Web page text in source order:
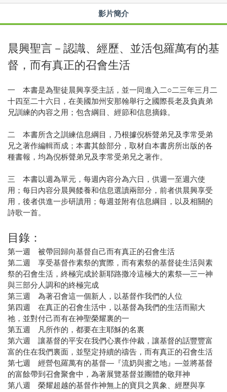
影片簡介
晨興聖言－認識、經歷、並活包羅萬有的基
督，而有真正的召會生活
一 本書是為聖徒晨興享受主話，並一同進入二○二三年三月二
十四至二十六日，在美國加州安那翰舉行之國際長老及負責弟
兄訓練的內容之用；包含綱目、經節和信息摘錄。
二 本書所含之訓練信息綱目，乃根據倪柝聲弟兄及李常受弟
兄之著作編輯而成；本書其餘部分，取材自本書房所出版的各
種書報，均為倪柝聲弟兄及李常受弟兄之著作。
三 本書以週為單元，每週內容分為六日，供週一至週六使
用；每日內容分晨興餧養和信息選讀兩部分，前者供晨興享受
用，後者供進一步研讀用；每週並附有信息綱目，以及相關的
詩歌一首。
目錄：
第一週 被帶回歸向基督自己而有真正的召會生活
第二週 享受基督作素祭的實際，而有素祭的基督徒生活與素
祭的召會生活，終極完成於新耶路撒冷這極大的素祭—三一神
與三部分人調和的終極完成
第三週 為著召會這一個新人，以基督作我們的人位
第四週 在真正的召會生活中，以基督為我們的生活而顯大
祂，並對付己而有在神聖榮耀裏的一
第五週 凡所作的，都要在主耶穌的名裏
第六週 讓基督的平安在我們心裏作仲裁，讓基督的話豐豐富
富的住在我們裏面，並堅定持續的禱告，而有真正的召會生活
第七週 經營包羅萬有的基督—『流奶與蜜之地』—並將基督
的富餘帶到召會聚會中，為著展覽基督並團體的敬拜神
第八週 榮耀超越的基督作神無上的寶貝之異象、經歷與享